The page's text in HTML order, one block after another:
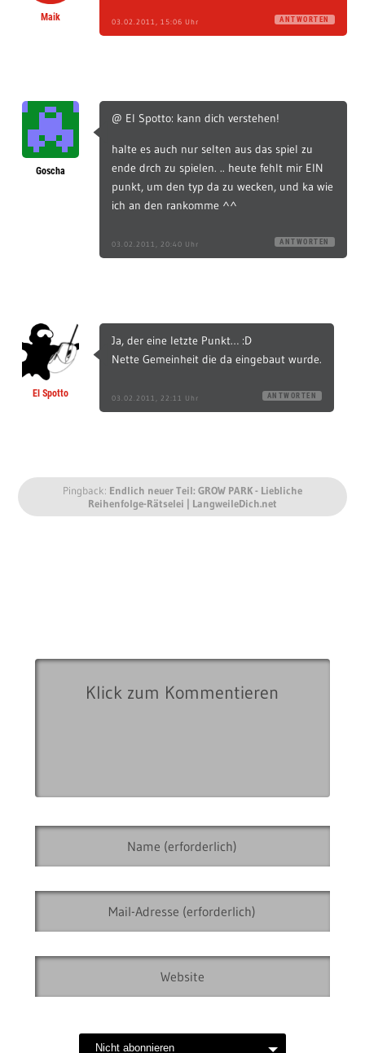
Maik 03.02.2011, 15:06 Uhr ANTWORTEN
Goscha
@ El Spotto: kann dich verstehen!
halte es auch nur selten aus das spiel zu
ende drch zu spielen. .. heute fehlt mir EIN
punkt, um den typ da zu wecken, und ka wie
ich an den rankomme ^^
03.02.2011, 20:40 Uhr ANTWORTEN
El Spotto
Ja, der eine letzte Punkt… :D
Nette Gemeinheit die da eingebaut wurde.
03.02.2011, 22:11 Uhr ANTWORTEN
Pingback: Endlich neuer Teil: GROW PARK - Liebliche
Reihenfolge-Rätselei | LangweileDich.net